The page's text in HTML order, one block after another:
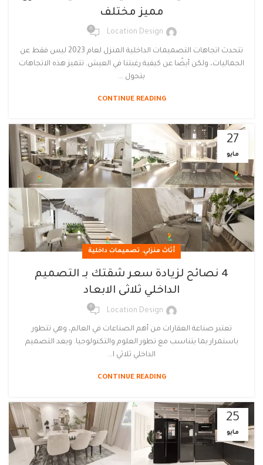
مميز مختلف
Location Design
0
تتحدث اتجاهات التصميمات الداخلية المنزل لعام 2023 ليس فقط عن
الجماليات، ولكن أيضًا عن كيفية رغبتنا في العيش. تتميز هذه الاتجاهات
بتحول ...
CONTINUE READING
27
مايو
أثاث منزلي, تصميمات داخلية
4 نصائح لزيادة سعر شقتك بـ التصميم
الداخلي ثلاثى الابعاد
Location Design
0
تعتبر صناعة العقارات من أهم الصناعات في العالم، وهي تتطور
باستمرار بما يتناسب مع تطور العلوم والتكنولوجيا. ويعد التصميم
الداخلي ثلاثي ا...
CONTINUE READING
25
مايو